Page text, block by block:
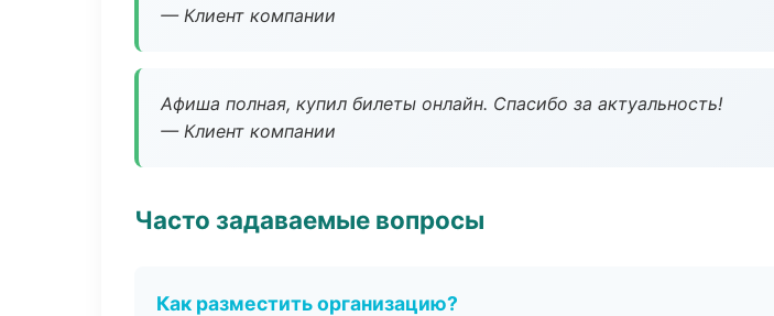
— Клиент компании
Афиша полная, купил билеты онлайн. Спасибо за актуальность!
— Клиент компании
Часто задаваемые вопросы
Как разместить организацию?